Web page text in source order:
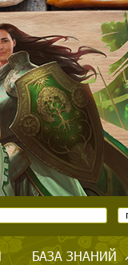
БАЗА ЗНАНИЙ